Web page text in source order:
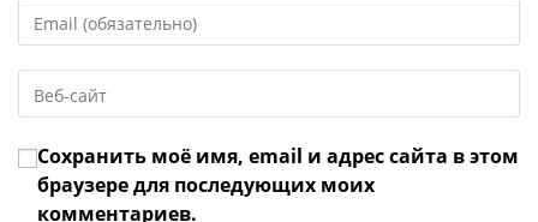
или
имя
чтобы
прокомментировать
свой
адрес,
чтобы
URL
веб-
сайта
(необязательно)
Сохранить моё имя, email и адрес сайта в этом
браузере для последующих моих
комментариев.